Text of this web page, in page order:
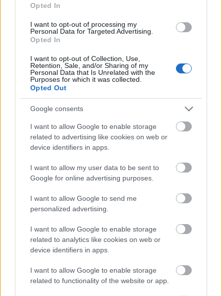
Opted In
I want to opt-out of processing my
Personal Data for Targeted Advertising.
Opted In
I want to opt-out of Collection, Use,
Retention, Sale, and/or Sharing of my
Personal Data that Is Unrelated with the
Purposes for which it was collected.
Opted Out
Google consents
I want to allow Google to enable storage
related to advertising like cookies on web or
device identifiers in apps.
I want to allow my user data to be sent to
Google for online advertising purposes.
I want to allow Google to send me
personalized advertising.
I want to allow Google to enable storage
related to analytics like cookies on web or
device identifiers in apps.
I want to allow Google to enable storage
related to functionality of the website or app.
A történet egy autista fiúról szól, ami azért jó hír,
hete láttam Budaörsön egy másik előadást (A kutya
különös esete az éjszakában
alkalmazkodni a hőse a környezetéhez.
Akármelyiket is nézi meg valaki, feltétlenül jobban
megértheti azokat, akik semmilyen skatulyába nem
férnek bele, szemet szúrnak a viselkedésükkel.
(Mindkét előadásban mellékesen az is kiderül, hogy
a „normálisakkal” sincs minden rendben, ők sem
képesek jól alakítani az életüket.)